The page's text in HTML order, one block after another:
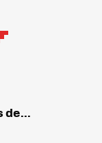
de...